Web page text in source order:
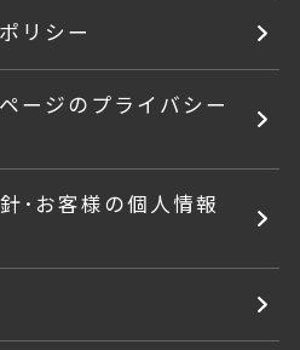
リシー
ージのプライバシー
･お客様の個人情報